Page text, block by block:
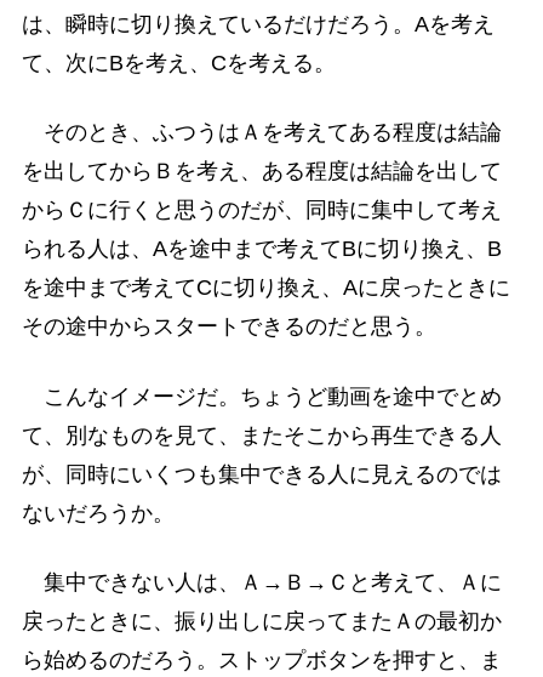
は、瞬時に切り換えているだけだろう。Aを考え
て、次にBを考え、Cを考える。
そのとき、ふつうはＡを考えてある程度は結論
を出してからＢを考え、ある程度は結論を出して
からＣに行くと思うのだが、同時に集中して考え
られる人は、Aを途中まで考えてBに切り換え、B
を途中まで考えてCに切り換え、Aに戻ったときに
その途中からスタートできるのだと思う。
こんなイメージだ。ちょうど動画を途中でとめ
て、別なものを見て、またそこから再生できる人
が、同時にいくつも集中できる人に見えるのでは
ないだろうか。
集中できない人は、Ａ→Ｂ→Ｃと考えて、Ａに
戻ったときに、振り出しに戻ってまたＡの最初か
ら始めるのだろう。ストップボタンを押すと、ま